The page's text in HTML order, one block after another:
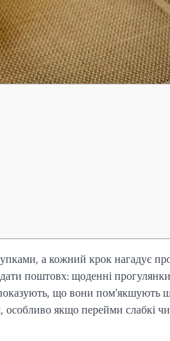
а кожний крок нагадує
поштовх: щоденні
що вони пом’якшують
особливо якщо перейми слабкі